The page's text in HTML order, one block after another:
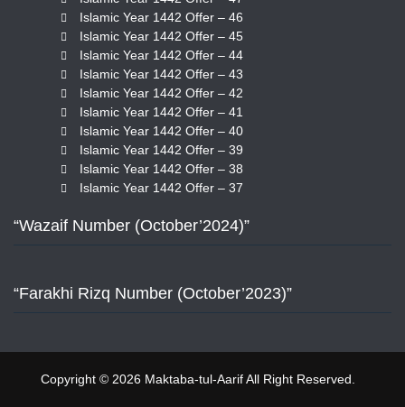
Islamic Year 1442 Offer – 46
Islamic Year 1442 Offer – 45
Islamic Year 1442 Offer – 44
Islamic Year 1442 Offer – 43
Islamic Year 1442 Offer – 42
Islamic Year 1442 Offer – 41
Islamic Year 1442 Offer – 40
Islamic Year 1442 Offer – 39
Islamic Year 1442 Offer – 38
Islamic Year 1442 Offer – 37
“Wazaif Number (October’2024)”
“Farakhi Rizq Number (October’2023)”
Copyright © 2026 Maktaba-tul-Aarif All Right Reserved.